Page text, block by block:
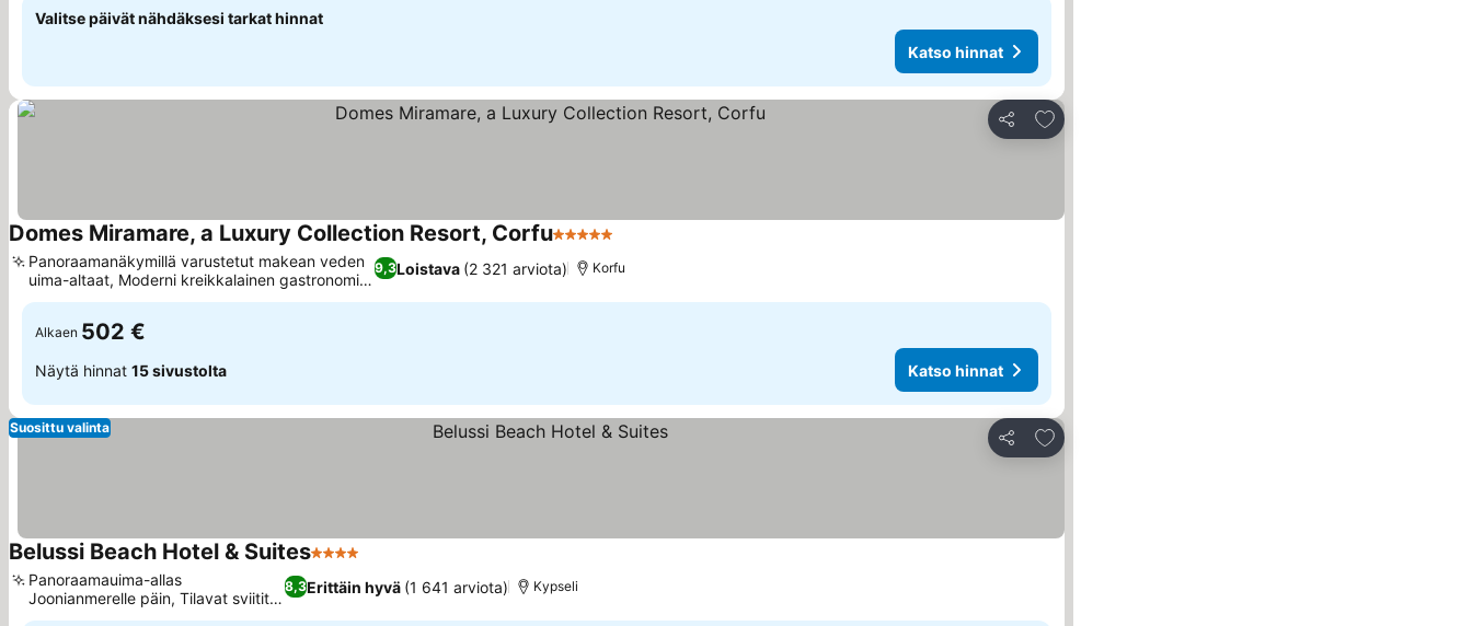
Valitse päivät nähdäksesi tarkat hinnat
Katso hinnat
Jaa
Lisää suosikkeihin
Domes Miramare, a Luxury Collection Resort, Corfu5 Tähtiluokitus
9,3Loistava (2 321 arviota)
Panoraamanäkymillä varustetut makean veden
uima-altaat, Moderni kreikkalainen gastronomia
Makrisissa
Korfu
Alkaen 502 €
Näytä hinnat 15 sivustolta Katso hinnat
Jaa
Lisää suosikkeihin
Suosittu valinta
Belussi Beach Hotel & Suites4 Tähtiluokitus
8,3Erittäin hyvä (1 641 arviota)
Panoraamauima-allas
Joonianmerelle päin, Tilavat sviitit
merinäköalalla
Kypseli